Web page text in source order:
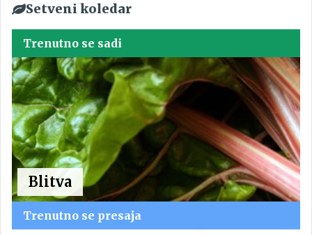
Setveni koledar
Trenutno se sadi
Blitva
Trenutno se presaja